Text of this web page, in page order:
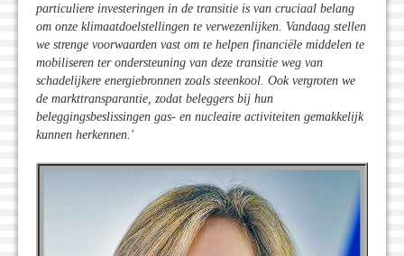
particuliere investeringen in de transitie is van cruciaal belang
om onze klimaatdoelstellingen te verwezenlijken. Vandaag stellen
we strenge voorwaarden vast om te helpen financiële middelen te
mobiliseren ter ondersteuning van deze transitie weg van
schadelijkere energiebronnen zoals steenkool. Ook vergroten we
de markttransparantie, zodat beleggers bij hun
beleggingsbeslissingen gas- en nucleaire activiteiten gemakkelijk
kunnen herkennen.'